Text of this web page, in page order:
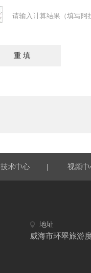
请输入计算结果（填写阿
技术中心 | 视频中
地址
威海市环翠旅游